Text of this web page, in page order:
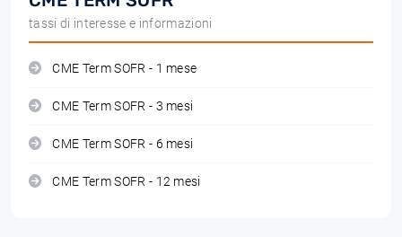
tassi di interesse e informazioni
CME Term SOFR - 1 mese
CME Term SOFR - 3 mesi
CME Term SOFR - 6 mesi
CME Term SOFR - 12 mesi